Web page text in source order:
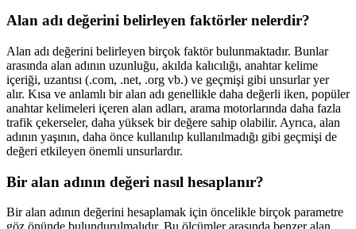
Alan adı değerini belirleyen faktörler nelerdir?
Alan adı değerini belirleyen birçok faktör bulunmaktadır. Bunlar
arasında alan adının uzunluğu, akılda kalıcılığı, anahtar kelime
içeriği, uzantısı (.com, .net, .org vb.) ve geçmişi gibi unsurlar yer
alır. Kısa ve anlamlı bir alan adı genellikle daha değerli iken, popüler
anahtar kelimeleri içeren alan adları, arama motorlarında daha fazla
trafik çekerseler, daha yüksek bir değere sahip olabilir. Ayrıca, alan
adının yaşının, daha önce kullanılıp kullanılmadığı gibi geçmişi de
değeri etkileyen önemli unsurlardır.
Bir alan adının değeri nasıl hesaplanır?
Bir alan adının değerini hesaplamak için öncelikle birçok parametre